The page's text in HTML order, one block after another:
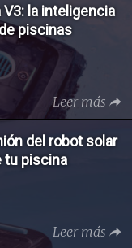
la inteligencia
piscinas
Leer más
del robot solar
tu piscina
Leer más